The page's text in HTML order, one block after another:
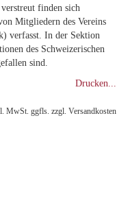
finden sich
Mitgliedern des Vereins
verfasst. In der Sektion
des Schweizerischen
sind.
Drucken...
MwSt. ggfls. zzgl. Versandkosten